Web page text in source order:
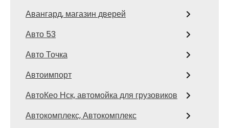
Авангард, магазин дверей
Авто 53
Авто Точка
Автоимпорт
АвтоКео Нск, автомойка для грузовиков
Автокомплекс, Автокомплекс